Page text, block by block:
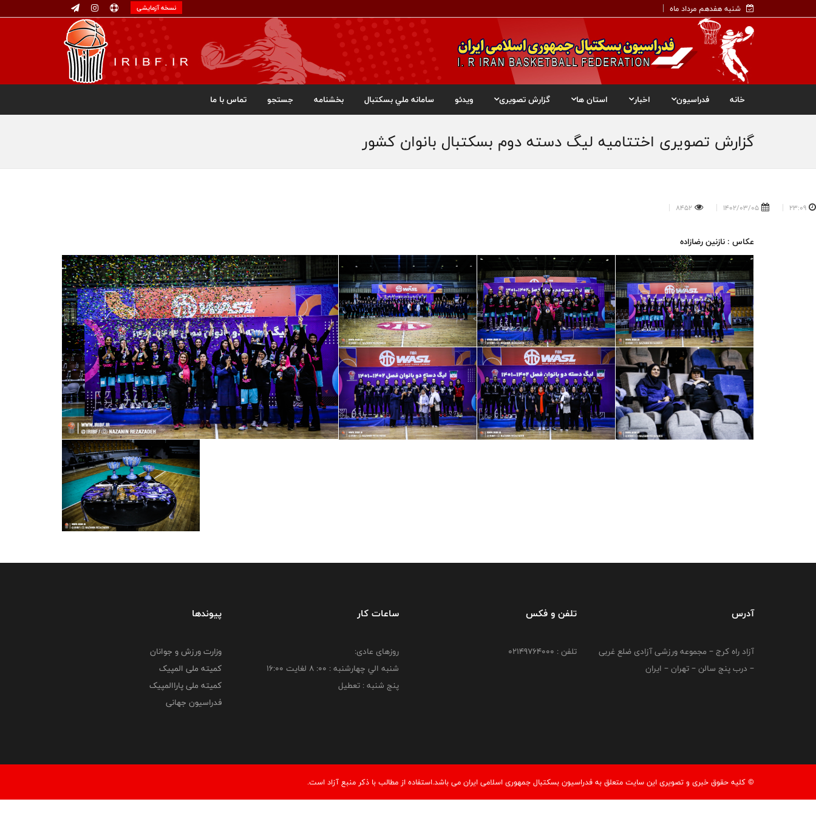
شنبه هفدهم مرداد ماه نسخه آزمایشی
خانه فدراسیون اخبار استان ها گزارش تصویری ویدئو سامانه ملي بسکتبال بخشنامه جستجو تماس با ما
گزارش تصویری اختتامیه لیگ دسته دوم بسکتبال بانوان کشور
23:09
1402/03/05
8452
عکاس : نازنین رضازاده
آدرس
آزاد راه کرج – مجموعه ورزشی آزادی ضلع غربی
– درب پنج سالن – تهران – ایران
تلفن و فکس
تلفن : 02149764000
ساعات کار
روزهای عادی:
شنبه الي چهارشنبه : 00: 8 لغايت 16:00
پنج شنبه : تعطیل
پیوندها
وزارت ورزش و جوانان
کمیته ملی المپیک
کمیته ملی پاراالمپیک
فدراسیون جهانی
© کليه حقوق خبری و تصويری اين سايت متعلق به فدراسیون بسکتبال جمهوری اسلامی ایران می باشد.استفاده از مطالب با ذكر منبع آزاد است.